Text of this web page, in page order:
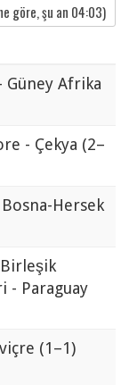
göre, şu an 04:03)
Güney Afrika
- Çekya (2–
Hersek
- Paraguay
(1–1)